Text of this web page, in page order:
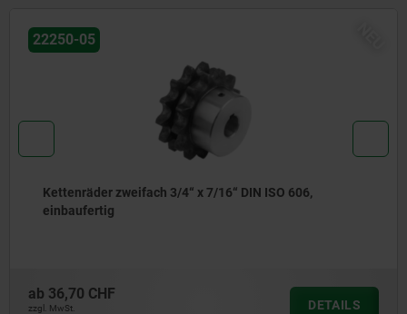
NEU
DETAILS
Kettenräder zweifach 5/8“ x 3/8“ DIN ISO